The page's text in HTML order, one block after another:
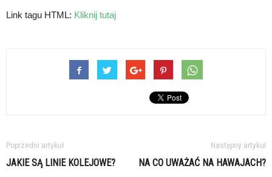
Link tagu HTML: Kliknij tutaj
Poprzedni artykuł
JAKIE SĄ LINIE KOLEJOWE?
Następny artykuł
NA CO UWAŻAĆ NA HAWAJACH?